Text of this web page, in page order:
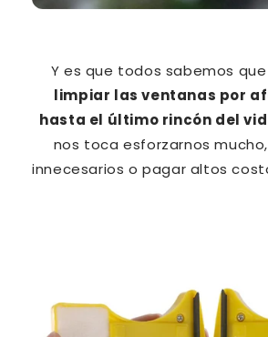
Y es que todos sabemos que
limpiar las ventanas por
hasta el último rincón del
nos toca esforzarnos
innecesarios o pagar altos